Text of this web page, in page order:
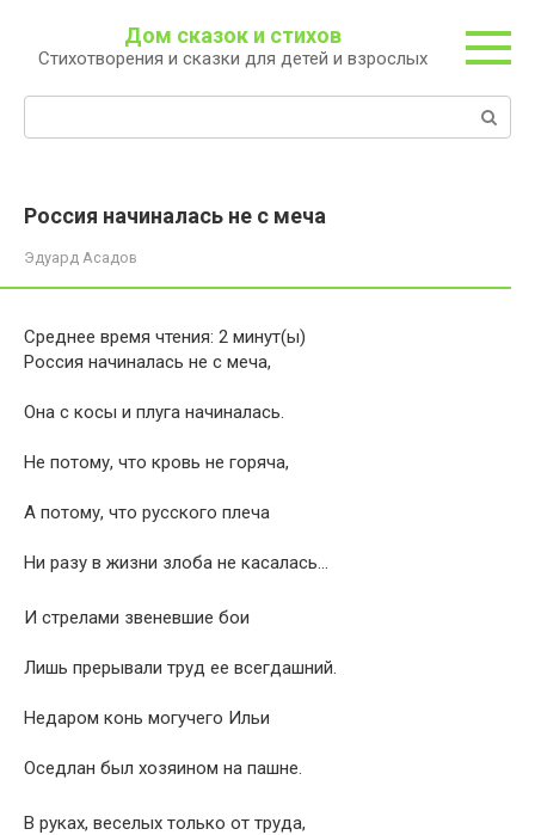
контенту
Дом сказок и стихов
Стихотворения и сказки для детей и взрослых
Россия начиналась не с меча
Эдуард Асадов
Среднее время чтения: 2 минут(ы)
Россия начиналась не с меча,
Она с косы и плуга начиналась.
Не потому, что кровь не горяча,
А потому, что русского плеча
Ни разу в жизни злоба не касалась…
И стрелами звеневшие бои
Лишь прерывали труд ее всегдашний.
Недаром конь могучего Ильи
Оседлан был хозяином на пашне.
В руках, веселых только от труда,